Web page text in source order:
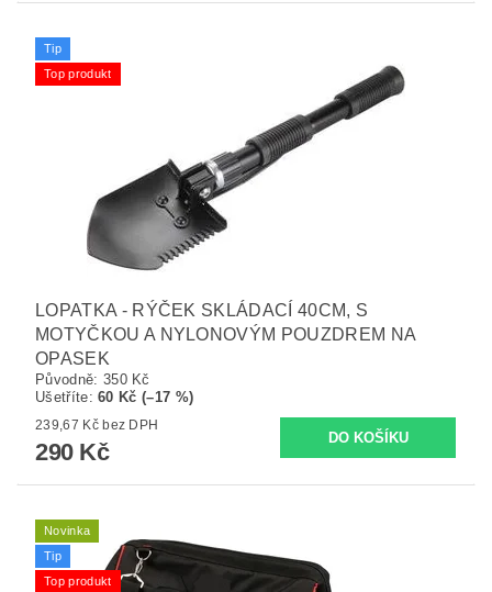
Tip
Top produkt
LOPATKA - RÝČEK SKLÁDACÍ 40CM, S
MOTYČKOU A NYLONOVÝM POUZDREM NA
OPASEK
Původně: 350 Kč
Ušetříte:60 Kč (–17 %)
239,67 Kč bez DPH
290 Kč
Novinka
Tip
Top produkt